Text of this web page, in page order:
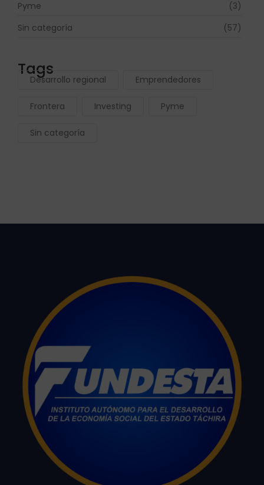
Pyme
(3)
Sin categoría
(57)
Tags
Desarrollo regional Emprendedores
Frontera Investing Pyme
Sin categoría